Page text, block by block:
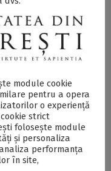
Ratings
implicarea
durabilă;
module cookie
pentru a opera
o experiență
strict
folosește module
și personaliza
performanța
în site,